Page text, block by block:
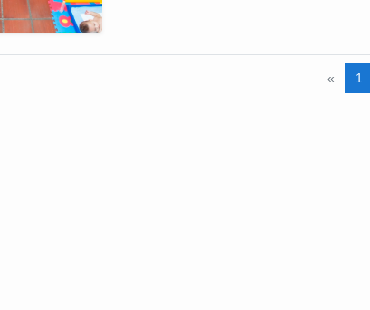
« 1